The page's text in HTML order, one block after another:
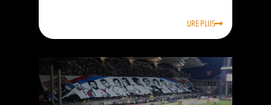
LIRE PLUS